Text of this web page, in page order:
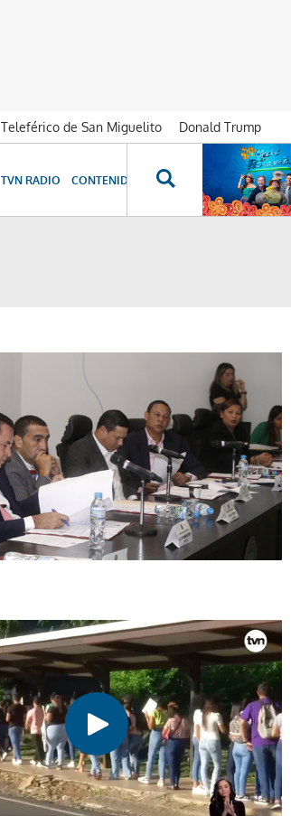
Teleférico de San Miguelito
Donald Trump
TVN RADIO CONTENIDOS ESPECIALES NOVELAS